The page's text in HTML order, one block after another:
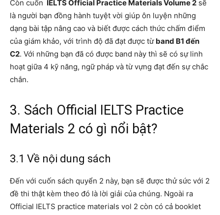
Còn cuốn IELTS Official Practice Materials Volume 2 sẽ
là người bạn đồng hành tuyệt vời giúp ôn luyện những
dạng bài tập nâng cao và biết được cách thức chấm điểm
của giám khảo, với trình độ đã đạt được từ band B1 đến
C2. Với những bạn đã có được band này thì sẽ có sự linh
hoạt giữa 4 kỹ năng, ngữ pháp và từ vựng đạt đến sự chắc
chắn.
3. Sách Official IELTS Practice
Materials 2 có gì nổi bật?
3.1 Về nội dung sách
Đến với cuốn sách quyển 2 này, bạn sẽ được thử sức với 2
đề thi thật kèm theo đó là lời giải của chúng. Ngoài ra
Official IELTS practice materials vol 2 còn có cả booklet